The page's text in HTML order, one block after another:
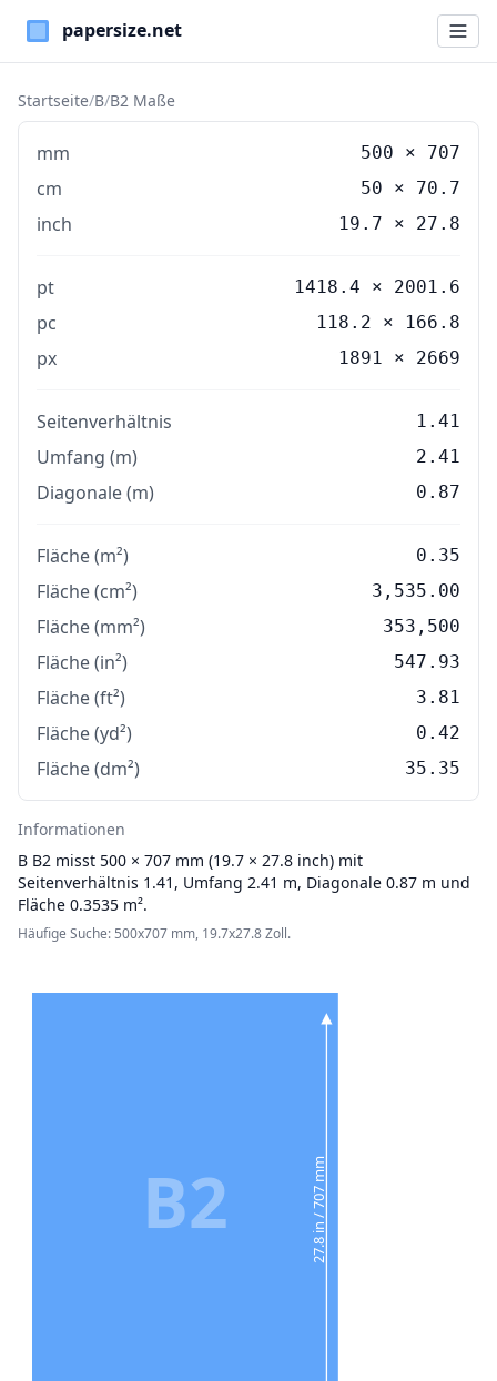
Paper Sizes
Startseite/B/B2 Maße
mm 500 × 707
cm 50 × 70.7
inch 19.7 × 27.8
pt 1418.4 × 2001.6
pc 118.2 × 166.8
px 1891 × 2669
Seitenverhältnis 1.41
Umfang (m) 2.41
Diagonale (m) 0.87
Fläche (m²) 0.35
Fläche (cm²) 3,535.00
Fläche (mm²) 353,500
Fläche (in²) 547.93
Fläche (ft²) 3.81
Fläche (yd²) 0.42
Fläche (dm²) 35.35
Informationen
B B2 misst 500 × 707 mm (19.7 × 27.8 inch) mit
Seitenverhältnis 1.41, Umfang 2.41 m, Diagonale 0.87 m und
Fläche 0.3535 m².
Häufige Suche: 500x707 mm, 19.7x27.8 Zoll.
27.8 in / 707 mm
B2